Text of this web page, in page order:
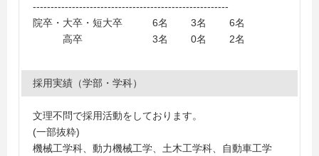
学院大学、東京農業大学、東海大学、神奈川大学、神奈
川工科大学、関東学院大学、湘南工科大学、東京工芸大
屋大学、中部大学、愛知工業大学、朝日大学、名城大
学、名古屋経済大学、同志社女子大学、富山大学、京都
外国語大学、同志社大学、広島工業大学、松山大学、崇
城大学、立命館アジア太平洋大学、沖縄大学
＜短大・高専・専門学校＞
-------------------------------------------------------
院卒・大卒・短大卒 6名 3名 6名
高卒 3名 0名 2名
採用実績（学部・学科）
文理不問で採用活動をしております。
(一部抜粋)
機械工学科、動力機械工学、土木工学科、自動車工学